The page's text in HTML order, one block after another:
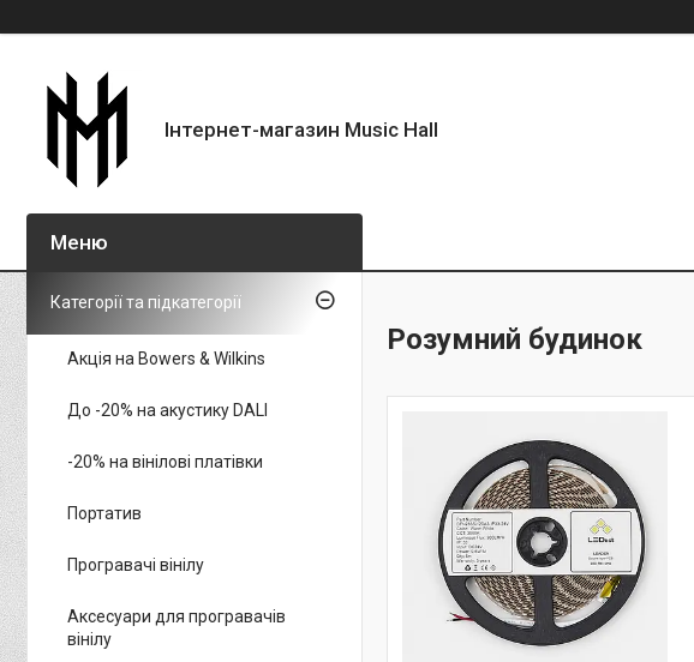
Інтернет-магазин Music Hall
Розумний будинок
Категорії та підкатегорії
Акція на Bowers & Wilkins
До -20% на акустику DALI
-20% на вінілові платівки
Портатив
Програвачі вінілу
Аксесуари для програвачів
вінілу